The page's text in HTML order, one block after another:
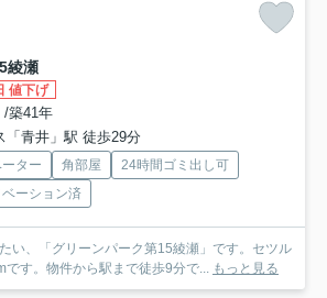
綾瀬
値下げ
/築41年
「青井」駅 徒歩29分
ター 角部屋
24時間ゴミ出し可
ベーション済
い、「グリーンパーク第15綾瀬」です。セツル
です。物件から駅まで徒歩9分で... もっと見る